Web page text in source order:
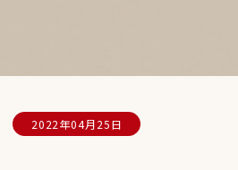
2022年04月25日